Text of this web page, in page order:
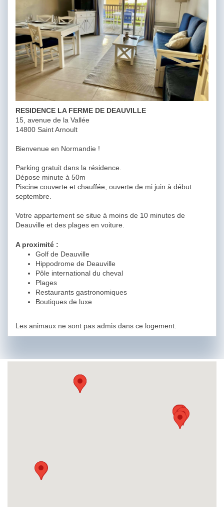
RESIDENCE LA FERME DE DEAUVILLE
15, avenue de la Vallée
14800 Saint Arnoult
Bienvenue en Normandie !
Parking gratuit dans la résidence.
Dépose minute à 50m
Piscine couverte et chauffée, ouverte de mi juin à début
septembre.
Votre appartement se situe à moins de 10 minutes de
Deauville et des plages en voiture.
A proximité :
Golf de Deauville
Hippodrome de Deauville
Pôle international du cheval
Plages
Restaurants gastronomiques
Boutiques de luxe
Les animaux ne sont pas admis dans ce logement.